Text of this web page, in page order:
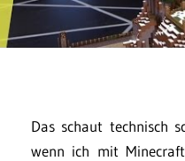
Das schaut technisch
wenn ich mit